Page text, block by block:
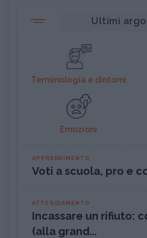
Ultimi
Terminologia e dintorni
Emozioni
APPRENDIMENTO
Voti a scuola, pro e
ATTEGGIAMENTO
Incassare un rifiuto:
(alla grand...